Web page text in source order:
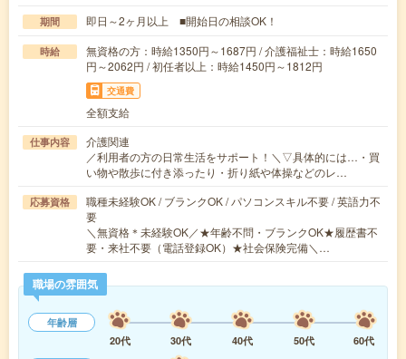
期間 即日～2ヶ月以上 ■開始日の相談OK！
時給
無資格の方：時給1350円～1687円 / 介護福祉士：時給1650
円～2062円 / 初任者以上：時給1450円～1812円
交通費
全額支給
仕事内容
介護関連
／利用者の方の日常生活をサポート！＼▽具体的には…・買
い物や散歩に付き添ったり・折り紙や体操などのレ…
応募資格
職種未経験OK / ブランクOK / パソコンスキル不要 / 英語力不
要
＼無資格＊未経験OK／★年齢不問・ブランクOK★履歴書不
要・来社不要（電話登録OK）★社会保険完備＼…
職場の雰囲気
年齢層
20代
30代 40代 50代
60代